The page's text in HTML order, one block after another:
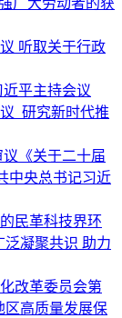
广大劳动者的获
听取关于行政
平主持会议
研究新时代推
《关于二十届
中央总书记习近
民革科技界环
凝聚共识 助力
改革委员会第
区高质量发展保